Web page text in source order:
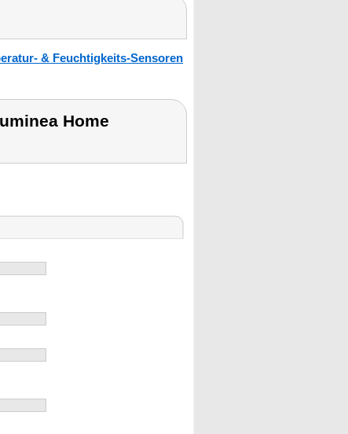
& Feuchtigkeits-Sensoren
Home